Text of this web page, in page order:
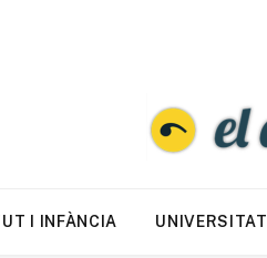
I INFÀNCIA UNIVERSITAT